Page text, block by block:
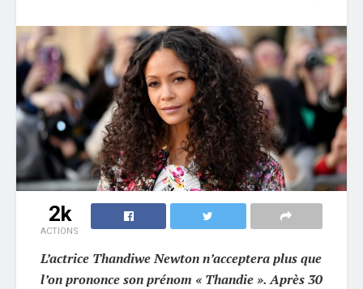
2k
ACTIONS
L’actrice Thandiwe Newton n’acceptera plus que
l’on prononce son prénom « Thandie ». Après 30